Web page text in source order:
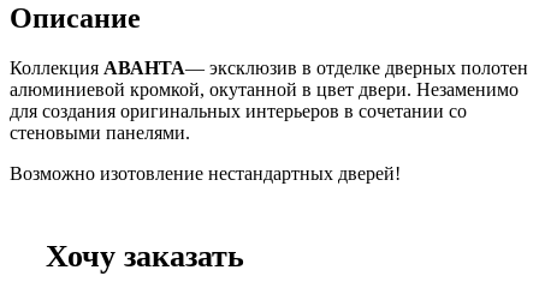
Описание
Коллекция АВАНТА— эксклюзив в отделке дверных полотен
алюминиевой кромкой, окутанной в цвет двери. Незаменимо
для создания оригинальных интерьеров в сочетании со
стеновыми панелями.
Возможно изотовление нестандартных дверей!
Хочу заказать